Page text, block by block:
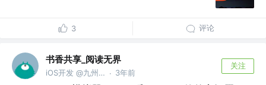
3 评论
书香共享_阅读无界
iOS开发 @九州文化 · 3年前
关注